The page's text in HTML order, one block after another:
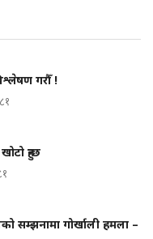
गरौँ !
हुन्छ
सम्झनामा गोर्खाली हमला –